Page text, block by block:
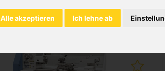
Alle akzeptieren Ich lehne ab